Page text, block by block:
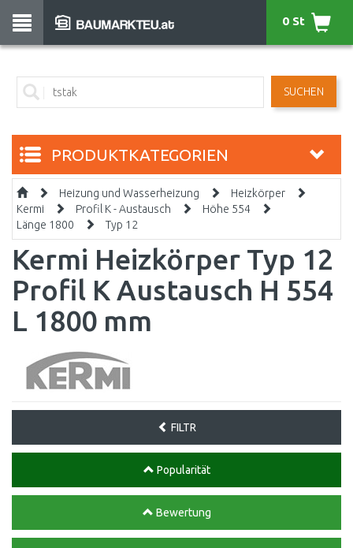
SUCHEN
0 St
PRODUKTKATEGORIEN
Heizung und Wasserheizung
Heizkörper
Kermi
Profil K - Austausch
Höhe 554
Länge 1800
Typ 12
Kermi Heizkörper Typ 12
Profil K Austausch H 554
L 1800 mm
FILTR
Popularität
Bewertung